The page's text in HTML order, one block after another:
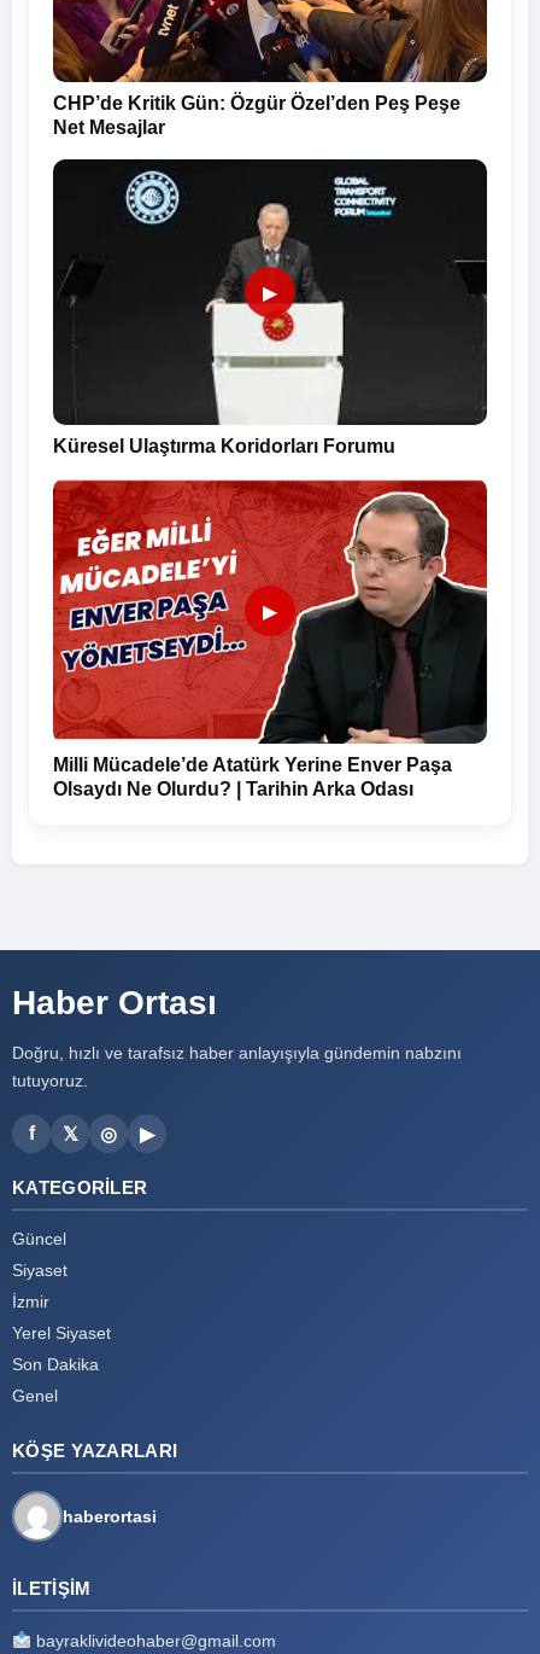
CHP’de Kritik Gün: Özgür Özel’den Peş Peşe
Net Mesajlar
▶
Küresel Ulaştırma Koridorları Forumu
▶
Milli Mücadele’de Atatürk Yerine Enver Paşa
Olsaydı Ne Olurdu? | Tarihin Arka Odası
Haber Ortası
Doğru, hızlı ve tarafsız haber anlayışıyla gündemin nabzını
tutuyoruz.
f 𝕏 ◎ ▶
KATEGORILER
Güncel
Siyaset
İzmir
Yerel Siyaset
Son Dakika
Genel
KÖŞE YAZARLARI
haberortasi
İLETIŞIM
bayraklivideohaber@gmail.com